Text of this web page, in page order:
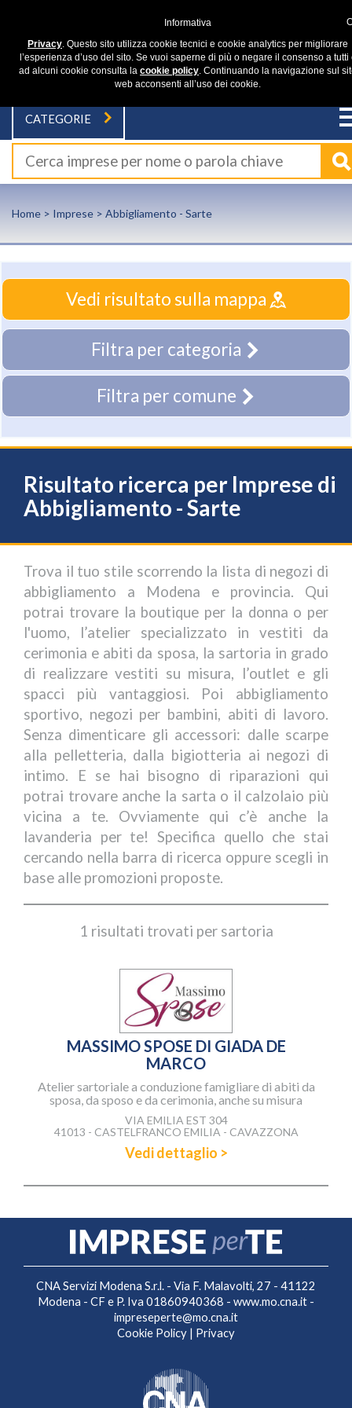
CATEGORIE
Home > Imprese > Abbigliamento - Sarte
Vedi risultato sulla mappa
Filtra per categoria
Filtra per comune
Risultato ricerca per Imprese di
Abbigliamento - Sarte
Trova il tuo stile scorrendo la lista di negozi di
abbigliamento a Modena e provincia. Qui
potrai trovare la boutique per la donna o per
l'uomo, l’atelier specializzato in vestiti da
cerimonia e abiti da sposa, la sartoria in grado
di realizzare vestiti su misura, l’outlet e gli
spacci più vantaggiosi. Poi abbigliamento
sportivo, negozi per bambini, abiti di lavoro.
Senza dimenticare gli accessori: dalle scarpe
alla pelletteria, dalla bigiotteria ai negozi di
intimo. E se hai bisogno di riparazioni qui
potrai trovare anche la sarta o il calzolaio più
vicina a te. Ovviamente qui c’è anche la
lavanderia per te! Specifica quello che stai
cercando nella barra di ricerca oppure scegli in
base alle promozioni proposte.
1 risultati trovati per sartoria
MASSIMO SPOSE DI GIADA DE
MARCO
Atelier sartoriale a conduzione famigliare di abiti da
sposa, da sposo e da cerimonia, anche su misura
VIA EMILIA EST 304
41013 - CASTELFRANCO EMILIA - CAVAZZONA
Vedi dettaglio >
CNA Servizi Modena S.r.l. - Via F. Malavolti, 27 - 41122
Modena - CF e P. Iva 01860940368 - www.mo.cna.it -
impreseperte@mo.cna.it
Cookie Policy | Privacy
Informativa
Privacy. Questo sito utilizza cookie tecnici e cookie analytics per migliorare
l’esperienza d’uso del sito. Se vuoi saperne di più o negare il consenso a tutti
ad alcuni cookie consulta la cookie policy. Continuando la navigazione sul
web acconsenti all’uso dei cookie.